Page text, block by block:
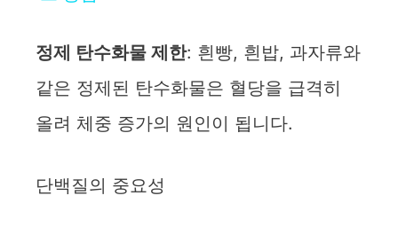
y
V
정제 탄수화물 제한: 흰빵, 흰밥, 과자류와
같은 정제된 탄수화물은 혈당을 급격히
올려 체중 증가의 원인이 됩니다.
단백질의 중요성